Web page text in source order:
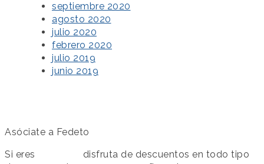
septiembre 2020
agosto 2020
julio 2020
febrero 2020
julio 2019
junio 2019
Asóciate a Fedeto
Si eres
disfruta de descuentos en todo tipo